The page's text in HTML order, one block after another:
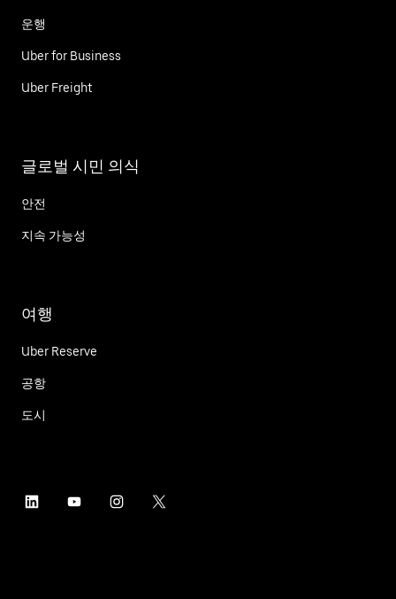
운행
Uber for Business
Uber Freight
글로벌 시민 의식
안전
지속 가능성
여행
Uber Reserve
공항
도시